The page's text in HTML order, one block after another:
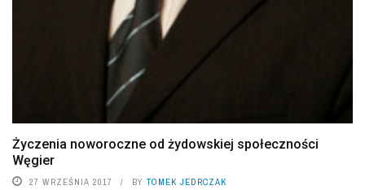
Życzenia noworoczne od żydowskiej społeczności
Węgier
27 WRZEŚNIA 2017 BY TOMEK JEDRCZAK